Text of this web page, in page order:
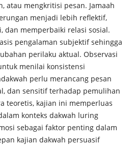
atau mengkritisi pesan. Jamaah
menjadi lebih reflektif,
dan memperbaiki relasi sosial.
pengalaman subjektif sehingga
perilaku aktual. Observasi
menilai konsistensi
perlu merancang pesan
dan sensitif terhadap pemulihan
teoretis, kajian ini memperluas
konteks dakwah luring
sebagai faktor penting dalam
kajian dakwah persuasif